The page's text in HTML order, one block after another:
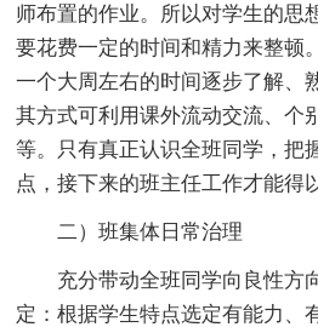
师布置的作业。所以对学生的思
要花费一定的时间和精力来整顿
一个大周左右的时间逐步了解、
其方式可利用课外流动交流、个
等。只有真正认识全班同学，把
点，接下来的班主任工作才能得
二）班集体日常治理
充分带动全班同学向良性方
定：根据学生特点选定有能力、